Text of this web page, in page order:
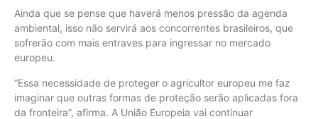
Ainda que se pense que haverá menos pressão da agenda
ambiental, isso não servirá aos concorrentes brasileiros, que
sofrerão com mais entraves para ingressar no mercado
europeu.
“Essa necessidade de proteger o agricultor europeu me faz
imaginar que outras formas de proteção serão aplicadas fora
da fronteira”, afirma. A União Europeia vai continuar